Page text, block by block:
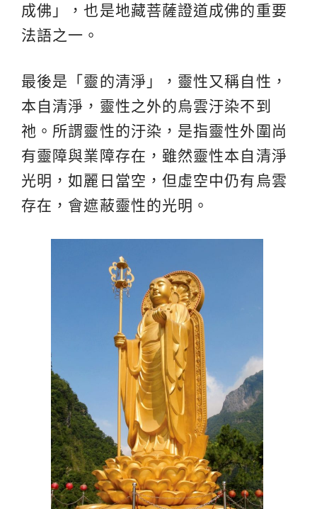
成佛」，也是地藏菩薩證道成佛的重要
法語之一。
最後是「靈的清淨」，靈性又稱自性，
本自清淨，靈性之外的烏雲汙染不到
祂。所謂靈性的汙染，是指靈性外圍尚
有靈障與業障存在，雖然靈性本自清淨
光明，如麗日當空，但虛空中仍有烏雲
存在，會遮蔽靈性的光明。